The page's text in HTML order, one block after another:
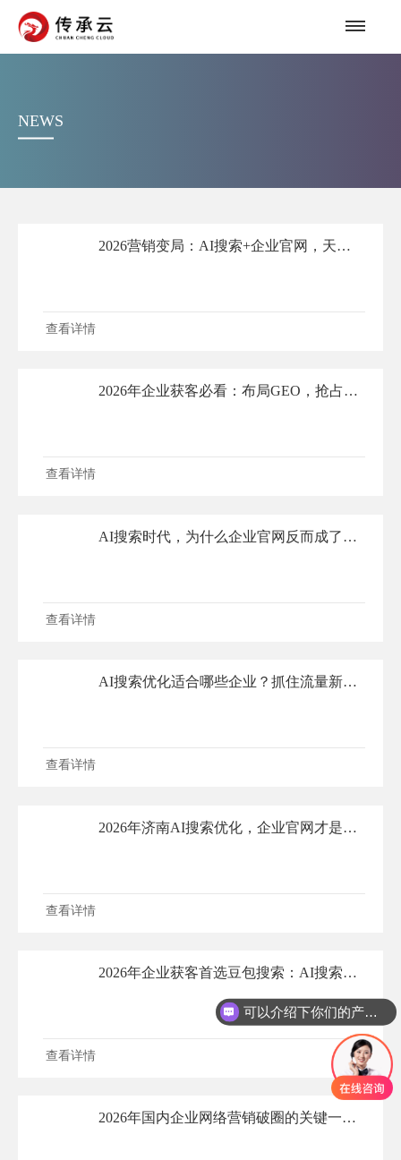
NEWS
2026营销变局：AI搜索+企业官网，天价域名背后的流量真相
查看详情
2026年企业获客必看：布局GEO，抢占AI搜索替代传统搜索的时代红利
查看详情
AI搜索时代，为什么企业官网反而成了核心竞争力？——从GEO视角读懂官网的隐形价值
查看详情
AI搜索优化适合哪些企业？抓住流量新风口，精准破局增长
查看详情
2026年济南AI搜索优化，企业官网才是流量收口！
查看详情
2026年企业获客首选豆包搜索：AI搜索的全民商用时代已然落地
查看详情
2026年国内企业网络营销破圈的关键一定是AI搜索+官网，GEO布局越早越好！
可以介绍下你们的产品么